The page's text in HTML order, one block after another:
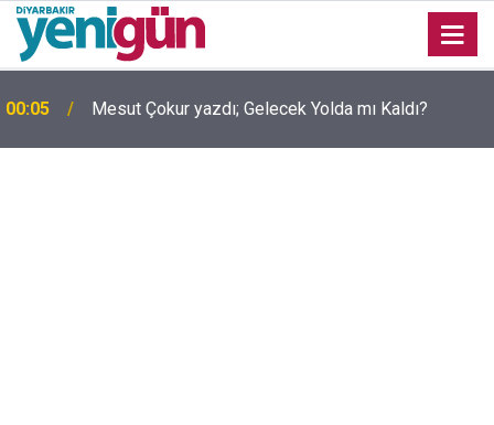
00:05 Mesut Çokur yazdı; Gelecek Yolda mı Kaldı?